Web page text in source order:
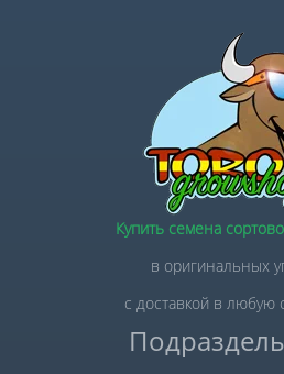
Купить семена
в оригинальных
с доставкой в любую